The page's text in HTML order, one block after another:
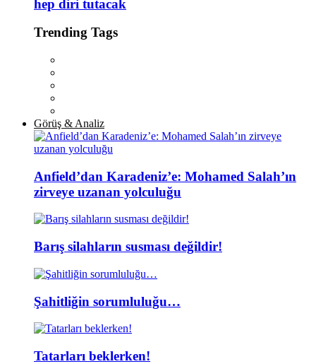
hep diri tutacak
Trending Tags
Görüş & Analiz
Anfield’dan Karadeniz’e: Mohamed Salah’ın
zirveye uzanan yolculuğu
Barış silahların susması değildir!
Şahitliğin sorumluluğu…
Tatarları beklerken!